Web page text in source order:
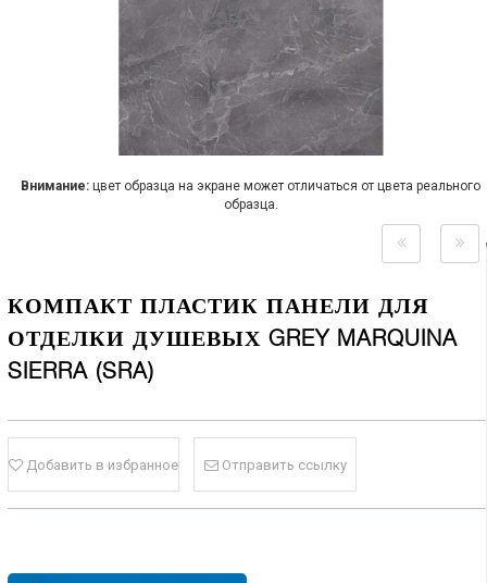
Внимание: цвет образца на экране может отличаться от цвета реального
образца.
КОМПАКТ ПЛАСТИК ПАНЕЛИ ДЛЯ
ОТДЕЛКИ ДУШЕВЫХ GREY MARQUINA
SIERRA (SRA)
Добавить в избранное Отправить ссылку